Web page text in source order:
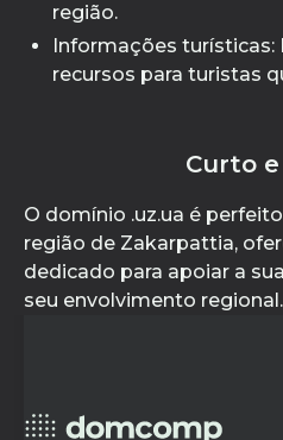
região.
Informações
recursos para turistas
Curto
O domínio .uz.ua é
região de Zakarpattia,
dedicado para apoiar a
seu envolvimento regional.